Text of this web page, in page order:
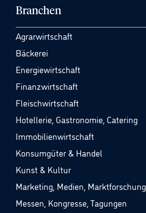
Branchen
Agrarwirtschaft
Bäckerei
Energiewirtschaft
Finanzwirtschaft
Fleischwirtschaft
Hotellerie, Gastronomie, Catering
Immobilienwirtschaft
Konsumgüter & Handel
Kunst & Kultur
Marketing, Medien, Marktforschung
Messen, Kongresse, Tagungen